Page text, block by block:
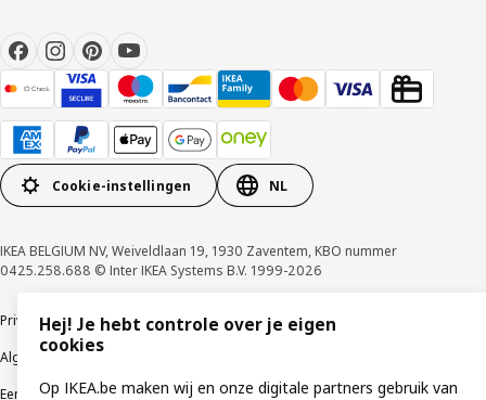
Cookie-instellingen NL
IKEA BELGIUM NV, Weiveldlaan 19, 1930 Zaventem, KBO nummer
0425.258.688 © Inter IKEA Systems B.V. 1999-2026
PrivacybeleidCookiebeleidGebruiksvoorwaarden
Algemene contractvoorwaarden
Een etische bezorgdheid uitenKlachten
Hej! Je hebt controle over je eigen
cookies
Op IKEA.be maken wij en onze digitale partners gebruik van